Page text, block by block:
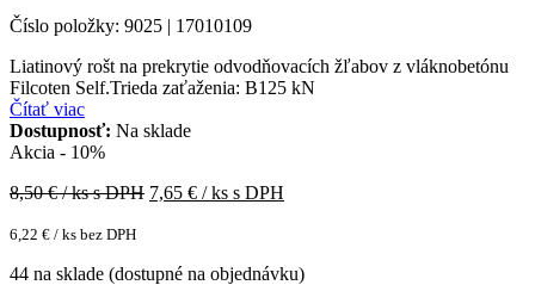
Číslo položky: 9025 | 17010109
Liatinový rošt na prekrytie odvodňovacích žľabov z vláknobetónu
Filcoten Self.Trieda zaťaženia: B125 kN
Čítať viac
Dostupnosť: Na sklade
Akcia - 10%
8,50€ / ks s DPH 7,65 € / ks s DPH
6,22 € / ks bez DPH
44 na sklade (dostupné na objednávku)